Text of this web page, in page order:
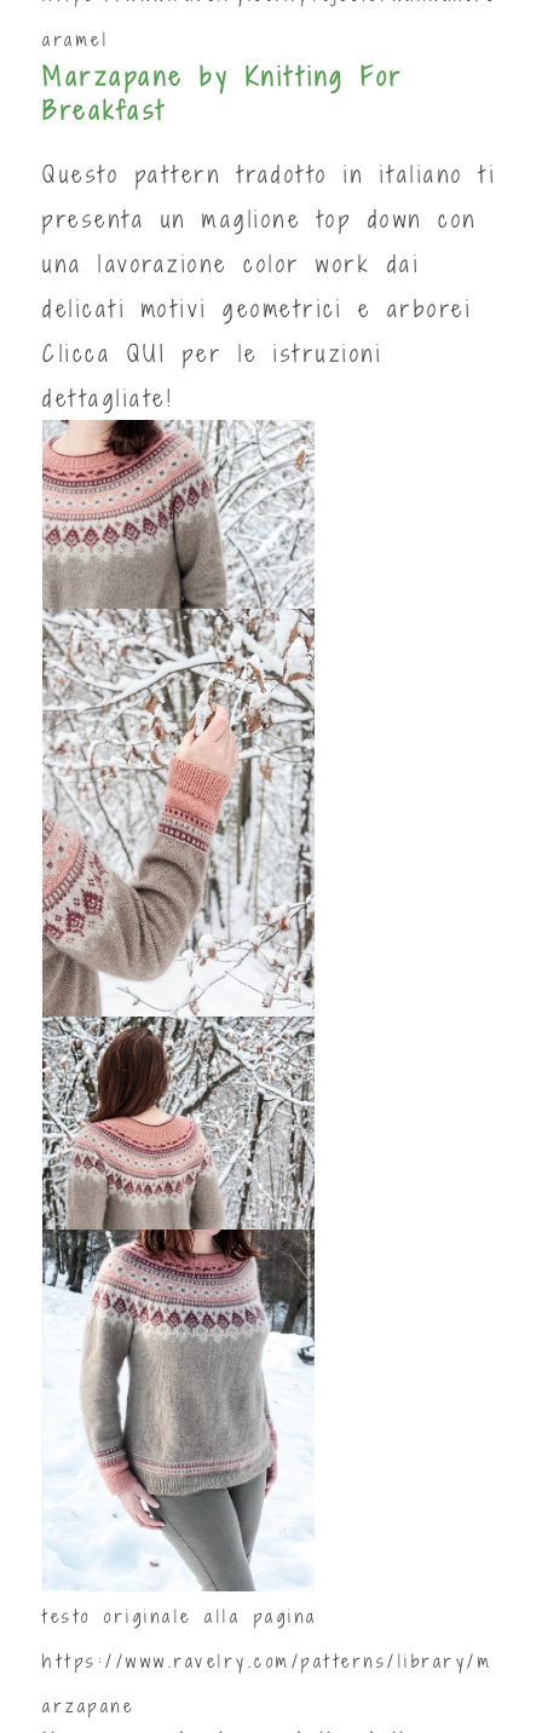
aramel
Marzapane by Knitting For
Breakfast
Questo pattern tradotto in italiano ti
presenta un maglione top down con
una lavorazione color work dai
delicati motivi geometrici e arborei
Clicca QUI
per le istruzioni
dettagliate!
testo originale alla pagina
https://www.ravelry.com/patterns/library/m
arzapane